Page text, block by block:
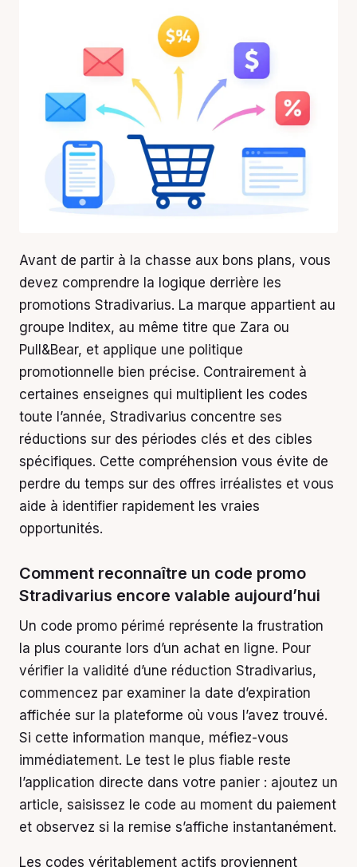
Avant de partir à la chasse aux bons plans, vous
devez comprendre la logique derrière les
promotions Stradivarius. La marque appartient au
groupe Inditex, au même titre que Zara ou
Pull&Bear, et applique une politique
promotionnelle bien précise. Contrairement à
certaines enseignes qui multiplient les codes
toute l’année, Stradivarius concentre ses
réductions sur des périodes clés et des cibles
spécifiques. Cette compréhension vous évite de
perdre du temps sur des offres irréalistes et vous
aide à identifier rapidement les vraies
opportunités.
Comment reconnaître un code promo
Stradivarius encore valable aujourd’hui
Un code promo périmé représente la frustration
la plus courante lors d’un achat en ligne. Pour
vérifier la validité d’une réduction Stradivarius,
commencez par examiner la date d’expiration
affichée sur la plateforme où vous l’avez trouvé.
Si cette information manque, méfiez-vous
immédiatement. Le test le plus fiable reste
l’application directe dans votre panier : ajoutez un
article, saisissez le code au moment du paiement
et observez si la remise s’affiche instantanément.
Les codes véritablement actifs proviennent